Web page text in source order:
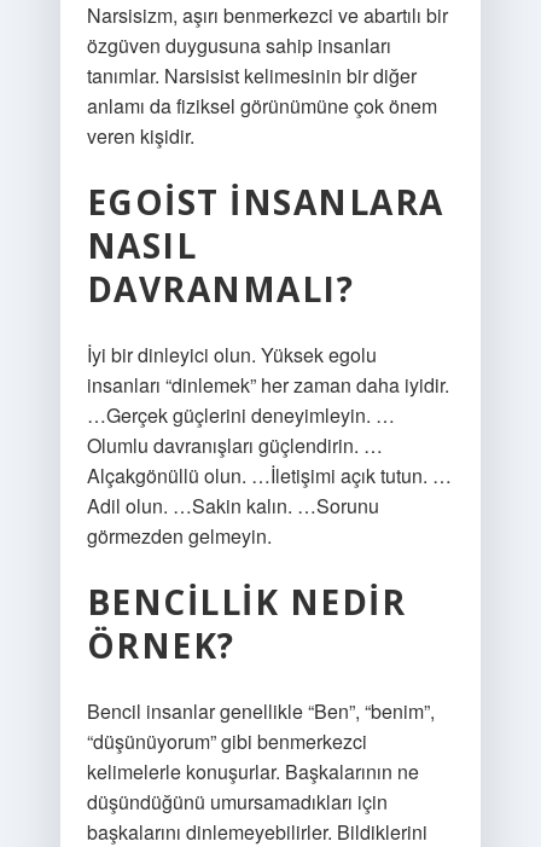
Narsisizm, aşırı benmerkezci ve abartılı bir
özgüven duygusuna sahip insanları
tanımlar. Narsisist kelimesinin bir diğer
anlamı da fiziksel görünümüne çok önem
veren kişidir.
EGOIST INSANLARA
NASIL
DAVRANMALI?
İyi bir dinleyici olun. Yüksek egolu
insanları “dinlemek” her zaman daha iyidir.
…Gerçek güçlerini deneyimleyin. …
Olumlu davranışları güçlendirin. …
Alçakgönüllü olun. …İletişimi açık tutun. …
Adil olun. …Sakin kalın. …Sorunu
görmezden gelmeyin.
BENCILLIK NEDIR
ÖRNEK?
Bencil insanlar genellikle “Ben”, “benim”,
“düşünüyorum” gibi benmerkezci
kelimelerle konuşurlar. Başkalarının ne
düşündüğünü umursamadıkları için
başkalarını dinlemeyebilirler. Bildiklerini